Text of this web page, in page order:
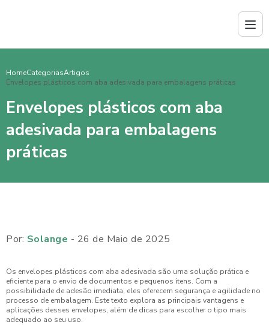
HomeCategoriasArtigos
Envelopes plásticos com aba adesivada para embalagens práticas
Envelopes plásticos com aba
adesivada para embalagens
práticas
Por: Solange - 26 de Maio de 2025
Os envelopes plásticos com aba adesivada são uma solução prática e
eficiente para o envio de documentos e pequenos itens. Com a
possibilidade de adesão imediata, eles oferecem segurança e agilidade no
processo de embalagem. Este texto explora as principais vantagens e
aplicações desses envelopes, além de dicas para escolher o tipo mais
adequado ao seu uso.